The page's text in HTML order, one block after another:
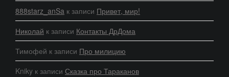
888starz_anSa к записи Привет, мир!
Николай к записи Контакты ДрДома
Тимофей к записи Про милицию
Kniky к записи Сказка про Тараканов